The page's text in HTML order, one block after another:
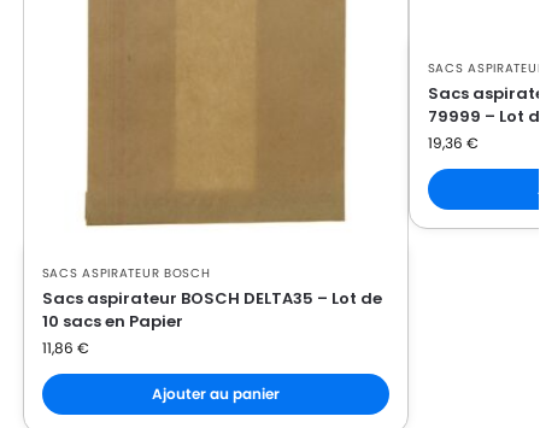
SACS ASPIRATEUR BOSCH
Sacs aspirateur BOSCH DELTA35 – Lot de
10 sacs en Papier
11,86 €
Ajouter au panier
SACS
Sacs
79999 – Lot
19,36 €